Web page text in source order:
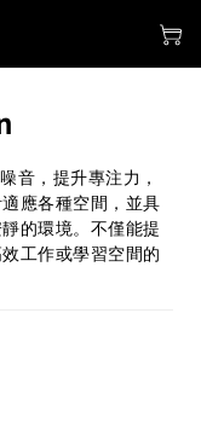
音，提升專注力，
應各種空間，並具
的環境。不僅能提
工作或學習空間的